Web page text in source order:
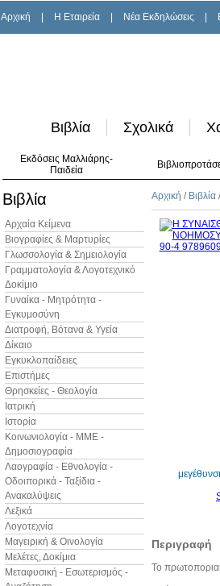
Αρχική H Εταιρεία Νέα Εκδηλώσεις
Βιβλία Σχολικά
Εκδόσεις Μαλλιάρης-
Παιδεία
Βιβλία
Αρχαία Κείμενα
Βιογραφίες & Μαρτυρίες
Γλωσσολογία & Σημειολογία
Γραμματολογία & Λογοτεχνικό
Δοκίμιο
Γυναίκα - Μητρότητα -
Εγκυμοσύνη
Διατροφή, Βότανα & Υγεία
Δίκαιο
Εγκυκλοπαίδειες
Επιστήμες
Θρησκείες - Θεολογία
Ιατρική
Ιστορία
Κοινωνιολογία - ΜΜΕ -
Δημοσιογραφία
Λαογραφία - Εθνολογία -
Οδοιπορικά - Ταξίδια -
Ανακαλύψεις
Λεξικά
Λογοτεχνία
Μαγειρική & Οινολογία
Μελέτες, Δοκίμια
Μεταφυσική - Εσωτερισμός -
Αρχική / Βιβλία
Περιγραφή
Το